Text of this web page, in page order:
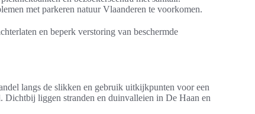
met parkeren natuur Vlaanderen te voorkomen.
en beperk verstoring van beschermde
langs de slikken en gebruik uitkijkpunten voor een
liggen stranden en duinvalleien in De Haan en